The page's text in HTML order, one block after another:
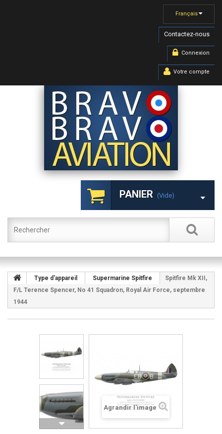
Français
Contactez-nous
Connexion
Votre compte
PANIER (vide)
Type d'appareil Supermarine Spitfire
Spitfire Mk XII,
F/L Terence Spencer, No 41 Squadron, Royal Air Force, septembre
1944
Agrandir l'image